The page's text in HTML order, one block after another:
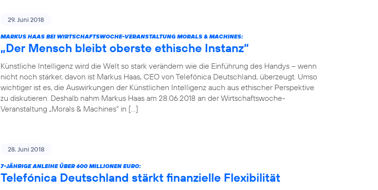
29. Juni 2018
MARKUS HAAS BEI WIRTSCHAFTSWOCHE-VERANSTALTUNG MORALS & MACHINES:
„Der Mensch bleibt oberste ethische Instanz“
Künstliche Intelligenz wird die Welt so stark verändern wie die Einführung des Handys – wenn
nicht noch stärker, davon ist Markus Haas, CEO von Telefónica Deutschland, überzeugt. Umso
wichtiger ist es, die Auswirkungen der Künstlichen Intelligenz auch aus ethischer Perspektive
zu diskutieren. Deshalb nahm Markus Haas am 28.06.2018 an der Wirtschaftswoche-
Veranstaltung „Morals & Machines“ in […]
28. Juni 2018
7-JÄHRIGE ANLEIHE ÜBER 600 MILLIONEN EURO:
Telefónica Deutschland stärkt finanzielle Flexibilität